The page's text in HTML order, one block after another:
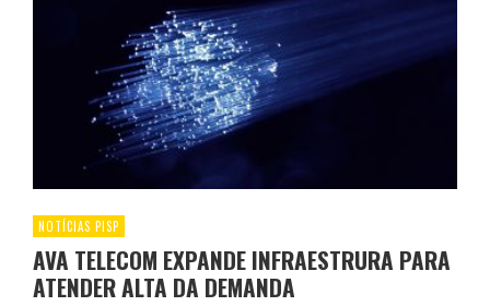
NOTÍCIAS PISP
AVA TELECOM EXPANDE INFRAESTRURA PARA
ATENDER ALTA DA DEMANDA